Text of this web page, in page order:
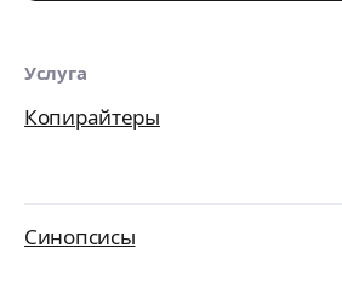
Услуга
Копирайтеры
Синопсисы